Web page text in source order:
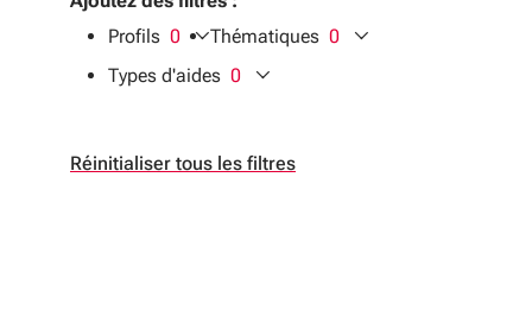
Profils 0
filtres sélectionnés
Thématiques 0
filtres sélectionnés
Types d'aides 0
filtres sélectionnés
Réinitialiser tous les filtres